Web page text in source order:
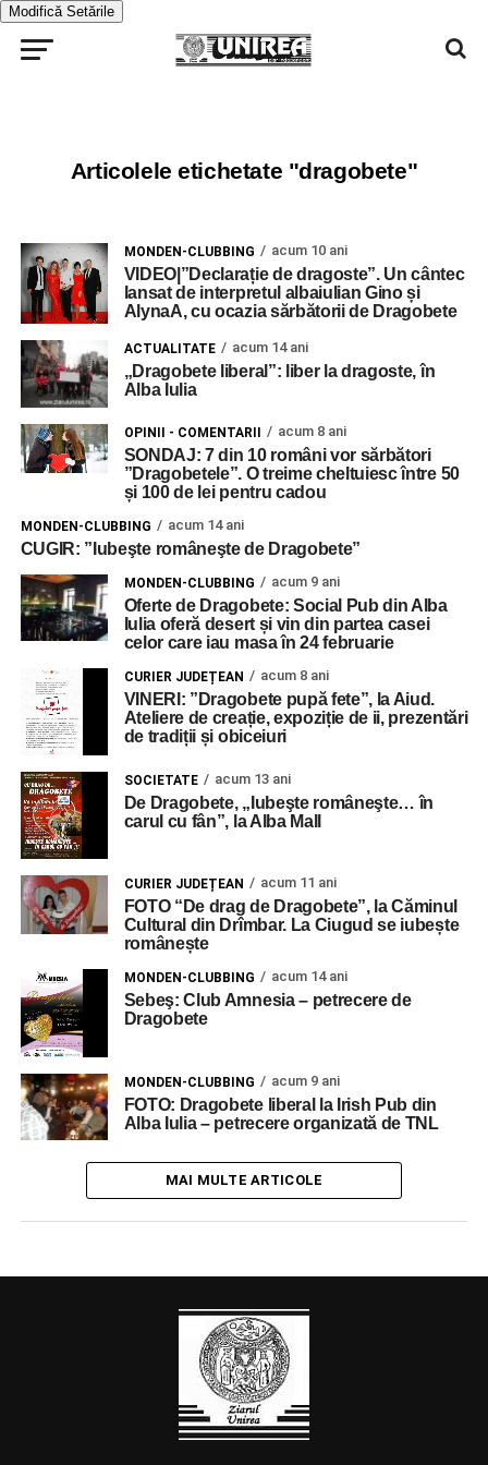
Modifică Setările
Articolele etichetate "dragobete"
MONDEN-CLUBBING acum 10 ani
VIDEO|”Declarație de dragoste”. Un cântec
lansat de interpretul albaiulian Gino și
AlynaA, cu ocazia sărbătorii de Dragobete
ACTUALITATE acum 14 ani
„Dragobete liberal”: liber la dragoste, în
Alba Iulia
OPINII - COMENTARII acum 8 ani
SONDAJ: 7 din 10 români vor sărbători
”Dragobetele”. O treime cheltuiesc între 50
și 100 de lei pentru cadou
MONDEN-CLUBBING acum 14 ani
CUGIR: ”Iubeşte româneşte de Dragobete”
MONDEN-CLUBBING acum 9 ani
Oferte de Dragobete: Social Pub din Alba
Iulia oferă desert și vin din partea casei
celor care iau masa în 24 februarie
CURIER JUDEȚEAN acum 8 ani
VINERI: ”Dragobete pupă fete”, la Aiud.
Ateliere de creație, expoziție de ii, prezentări
de tradiții și obiceiuri
SOCIETATE acum 13 ani
De Dragobete, „Iubeşte româneşte… în
carul cu fân”, la Alba Mall
CURIER JUDEȚEAN acum 11 ani
FOTO “De drag de Dragobete”, la Căminul
Cultural din Drîmbar. La Ciugud se iubește
românește
MONDEN-CLUBBING acum 14 ani
Sebeş: Club Amnesia – petrecere de
Dragobete
MONDEN-CLUBBING acum 9 ani
FOTO: Dragobete liberal la Irish Pub din
Alba Iulia – petrecere organizată de TNL
MAI MULTE ARTICOLE